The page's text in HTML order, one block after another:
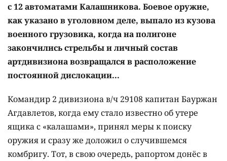
с 12 автоматами Калашникова. Боевое оружие,
как указано в уголовном деле, выпало из кузова
военного грузовика, когда на полигоне
закончились стрельбы и личный состав
артдивизиона возвращался в расположение
постоянной дислокации...
Командир 2 дивизиона в/ч 29108 капитан Бауржан
Агдавлетов, когда ему стало известно об утере
ящика с «калашами», принял меры к поиску
оружия и сразу же доложил о случившемся
комбригу. Тот, в свою очередь, рапортом донёс в